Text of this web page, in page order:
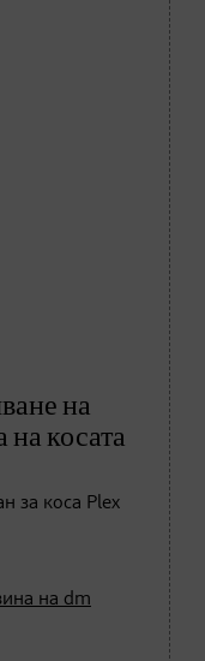
на
на косата
за коса Plex
на dm